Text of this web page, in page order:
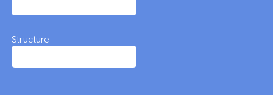
Structure